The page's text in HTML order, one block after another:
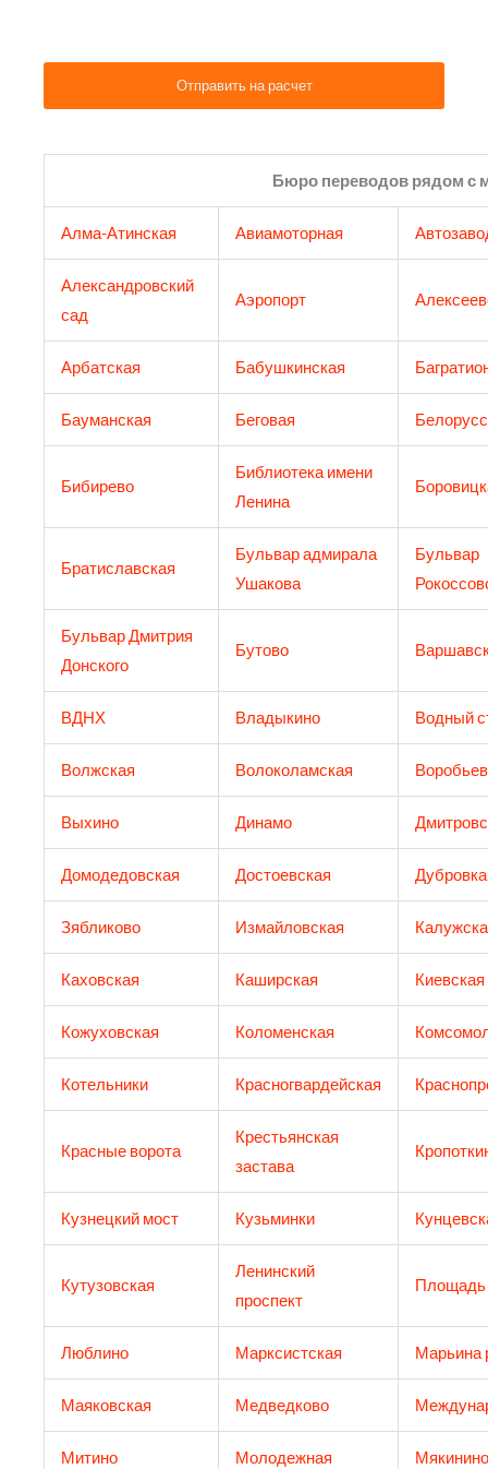
Бюро переводов рядом с
Алма-Атинская Авиамоторная
Александровский
сад
Аэропорт
Арбатская Бабушкинская
Бауманская Беговая
Бибирево
Библиотека имени
Ленина
Братиславская
Бульвар адмирала
Ушакова
Бульвар
Бульвар Дмитрия
Донского
Бутово
ВДНХ Владыкино Водный
Волжская Волоколамская
Выхино Динамо
Домодедовская Достоевская Дубровка
Зябликово Измайловская
Каховская Каширская Киевская
Кожуховская Коломенская
Котельники Красногвардейская
Красные ворота
Крестьянская
застава
Кузнецкий мост Кузьминки
Кутузовская
Ленинский
проспект
Площадь
Люблино Марксистская Марьина
Маяковская Медведково
Митино Молодежная Мякинино